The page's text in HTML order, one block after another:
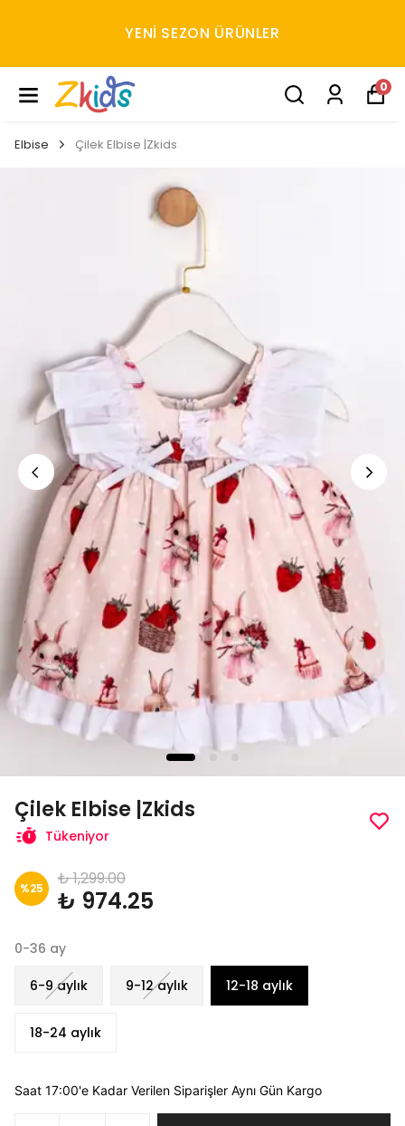
YENI SEZON ÜRÜNLER
0
Elbise Çilek Elbise |Zkids
Çilek Elbise |Zkids
Tükeniyor
%25 ₺ 1,299.00
₺ 974.25
0-36 ay
6-9 aylık 9-12 aylık 12-18 aylık
18-24 aylık
Saat 17:00'e Kadar Verilen Siparişler Aynı Gün Kargo